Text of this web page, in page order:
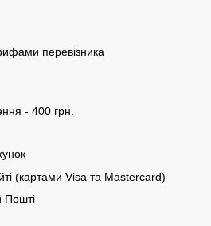
перевізника
- 400 грн.
(картами Visa та Mastercard)
Пошті